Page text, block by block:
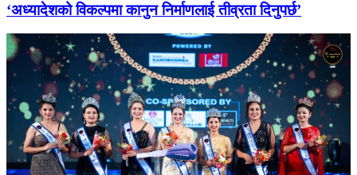
‘अध्यादेशको विकल्पमा कानुन निर्माणलाई तीव्रता दिनुपर्छ’